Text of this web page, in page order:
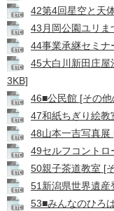
42第4回星空と天
43月岡公園ユリま
44事業承継セミナ
45大白川新田庄屋
3KB]
46■公民館 [その
47和紙ちぎり絵教
48山本一吉写真展
49セルフコントロ
50親子茶道教室 [
51新潟県世界遺産
53■みんなのひろ